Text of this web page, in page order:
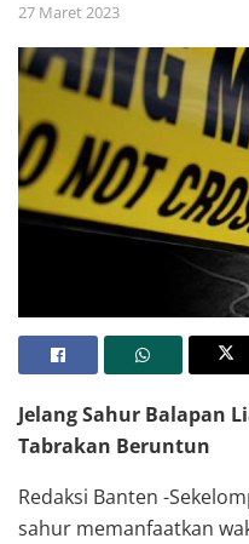
27 Maret 2023
Ilustrasi Net
Jelang Sahur Balapan
Tabrakan Beruntun
Redaksi Banten -
sahur memanfaatkan